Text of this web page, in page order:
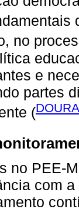
no
e
partes
(
no PEE-
com